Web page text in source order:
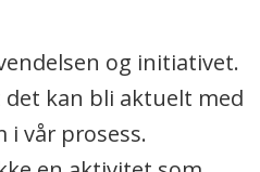
og initiativet.
kan bli aktuelt med
i vår prosess.